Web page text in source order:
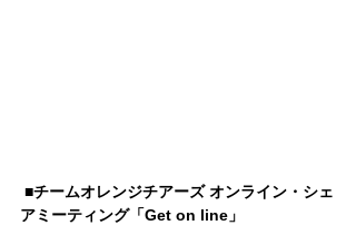
■チームオレンジチアーズ オンライン・シェ
アミーティング「Get on line」